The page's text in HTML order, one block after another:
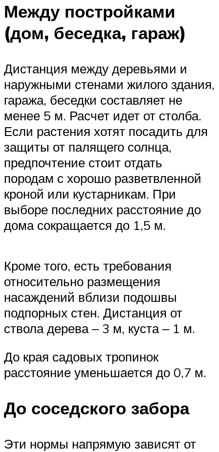
Между постройками
(дом, беседка, гараж)
Дистанция между деревьями и
наружными стенами жилого здания,
гаража, беседки составляет не
менее 5 м. Расчет идет от столба.
Если растения хотят посадить для
защиты от палящего солнца,
предпочтение стоит отдать
породам с хорошо разветвленной
кроной или кустарникам. При
выборе последних расстояние до
дома сокращается до 1,5 м.
Кроме того, есть требования
относительно размещения
насаждений вблизи подошвы
подпорных стен. Дистанция от
ствола дерева ‒ 3 м, куста ‒ 1 м.
До края садовых тропинок
расстояние уменьшается до 0,7 м.
До соседского забора
Эти нормы напрямую зависят от